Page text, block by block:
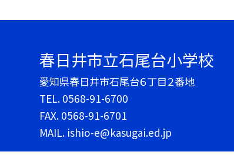
春日井市立石尾台小学校
愛知県春日井市石尾台６丁目２番地
TEL. 0568-91-6700
FAX. 0568-91-6701
MAIL. ishio-e@kasugai.ed.jp